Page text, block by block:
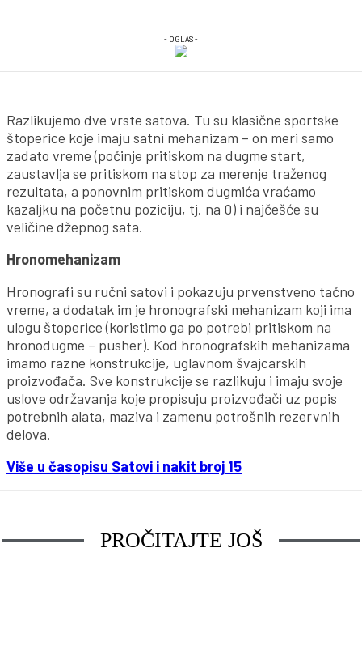
- OGLAS -
Razlikujemo dve vrste satova. Tu su klasične sportske
štoperice koje imaju satni mehanizam – on meri samo
zadato vreme (počinje pritiskom na dugme start,
zaustavlja se pritiskom na stop za merenje traženog
rezultata, a ponovnim pritiskom dugmića vraćamo
kazaljku na početnu poziciju, tj. na 0) i najčešće su
veličine džepnog sata.
Hronomehanizam
Hronografi su ručni satovi i pokazuju prvenstveno tačno
vreme, a dodatak im je hronografski mehanizam koji ima
ulogu štoperice (koristimo ga po potrebi pritiskom na
hronodugme – pusher). Kod hronografskih mehanizama
imamo razne konstrukcije, uglavnom švajcarskih
proizvođača. Sve konstrukcije se razlikuju i imaju svoje
uslove održavanja koje propisuju proizvođači uz popis
potrebnih alata, maziva i zamenu potrošnih rezervnih
delova.
Više u časopisu Satovi i nakit broj 15
PROČITAJTE JOŠ